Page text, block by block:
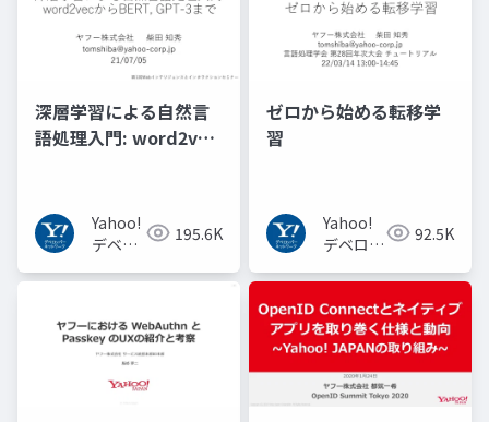
深層学習による自然言
語処理入門: word2vec
Yahoo!
デベロ
ネット
195.6K
ゼロから始める転移学
習
Yahoo!
デベロッ
トワーク
92.5K